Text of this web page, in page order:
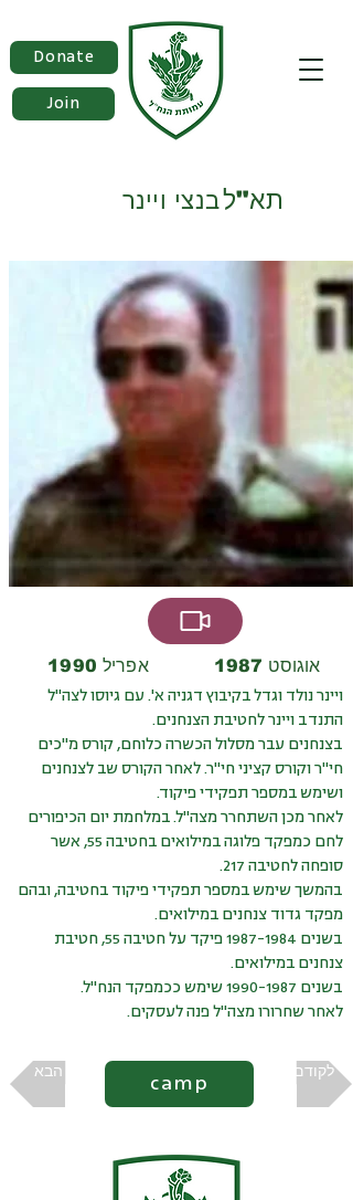
Donate
Join
תא"לבנצי ויינר
אוגוסט 1987 אפריל 1990
ויינר נולד וגדל בקיבוץ דגניה א'. עם גיוסו לצה"ל
התנדב ויינר לחטיבת הצנחנים.
בצנחנים עבר מסלול הכשרה כלוחם, קורס מ"כים
חי"ר וקורס קציני חי"ר. לאחר הקורס שב לצנחנים
ושימש במספר תפקידי פיקוד.
לאחר מכן השתחרר מצה"ל. במלחמת יום הכיפורים
לחם כמפקד פלוגה במילואים בחטיבה 55‏, אשר
סופחה לחטיבה 217‏.
בהמשך שימש במספר תפקידי פיקוד בחטיבה, ובהם
מפקד גדוד צנחנים במילואים.
בשנים 1987-1984 פיקד על חטיבה 55, חטיבת
צנחנים במילואים.
בשנים 1990-1987 שימש ככמפקד הנח"ל.
לאחר שחרורו מצה"ל פנה לעסקים.
לקודם camp הבא